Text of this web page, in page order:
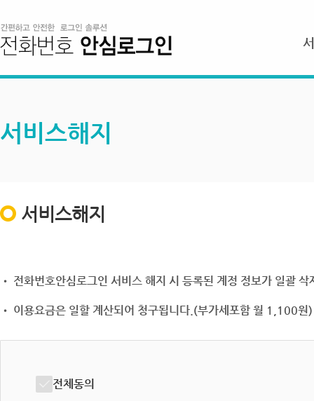
서비스해지
서비스해지
• 전화번호안심로그인 서비스 해지 시 등록된 계정 정보가 일괄
• 이용요금은 일할 계산되어 청구됩니다.(부가세포함 월 1,100원)
전체동의